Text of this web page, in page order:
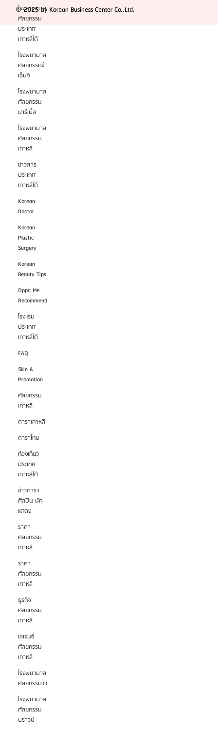
โรงพยาบาล
ศัลยกรรม
ประเทศ
เกาหลีใต้
โรงพยาบาล
ศัลยกรรมจี
เอ็นจี
โรงพยาบาล
ศัลยกรรม
มาร์เบิ้ล
โรงพยาบาล
ศัลยกรรม
เกาหลี
ข่าวสาร
ประเทศ
เกาหลีใต้
Korean
Doctor
Korean
Plastic
Surgery
Korean
Beauty Tips
Oppa Me
Recommend
โรงแรม
ประเทศ
เกาหลีใต้
FAQ
Skin &
Promotion
ศัลยกรรม
เกาหลี
ดาราเกาหลี
ดาราไทย
ท่องเที่ยว
ประเทศ
เกาหลีใต้
ข่าวดารา
ศิลปิน นัก
แสดง
ราคา
ศัลยกรรม
เกาหลี
ราคา
ศัลยกรรม
เกาหลี
ธุรกิจ
ศัลยกรรม
เกาหลี
เอเจนซี่
ศัลยกรรม
เกาหลี
โรงพยาบาล
ศัลยกรรมวิว
โรงพยาบาล
ศัลยกรรม
บราวน์
© 2025 by Korean Business Center Co.,Ltd.